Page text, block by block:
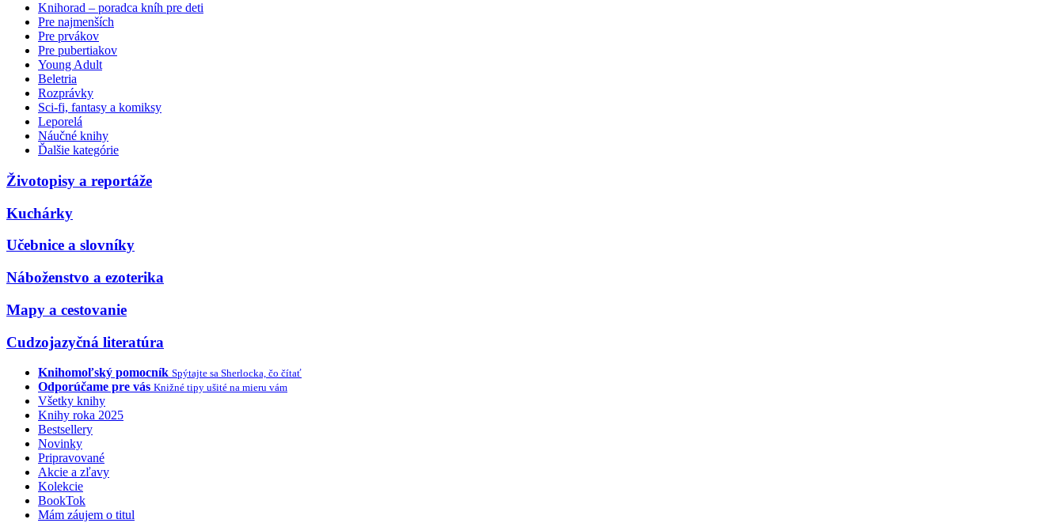
Knihorad – poradca kníh pre deti
Pre najmenších
Pre prvákov
Pre pubertiakov
Young Adult
Beletria
Rozprávky
Sci-fi, fantasy a komiksy
Leporelá
Náučné knihy
Ďalšie kategórie
Životopisy a reportáže
Kuchárky
Učebnice a slovníky
Náboženstvo a ezoterika
Mapy a cestovanie
Cudzojazyčná literatúra
Knihomoľský pomocník Spýtajte sa Sherlocka, čo čítať
Odporúčame pre vás Knižné tipy ušité na mieru vám
Všetky knihy
Knihy roka 2025
Bestsellery
Novinky
Pripravované
Akcie a zľavy
Kolekcie
BookTok
Mám záujem o titul